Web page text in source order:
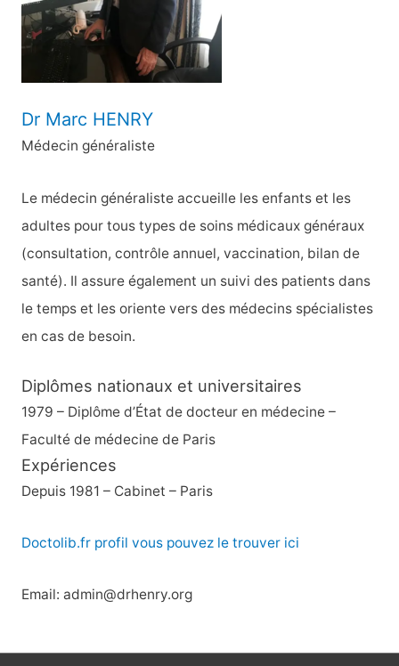
r
Dr Marc HENRY
Médecin généraliste
Le médecin généraliste accueille les enfants et les
adultes pour tous types de soins médicaux généraux
(consultation, contrôle annuel, vaccination, bilan de
santé). Il assure également un suivi des patients dans
le temps et les oriente vers des médecins spécialistes
en cas de besoin.
Diplômes nationaux et universitaires
1979 – Diplôme d’État de docteur en médecine –
Faculté de médecine de Paris
Expériences
Depuis 1981 – Cabinet – Paris
Doctolib.fr profil vous pouvez le trouver ici
Email: admin@drhenry.org